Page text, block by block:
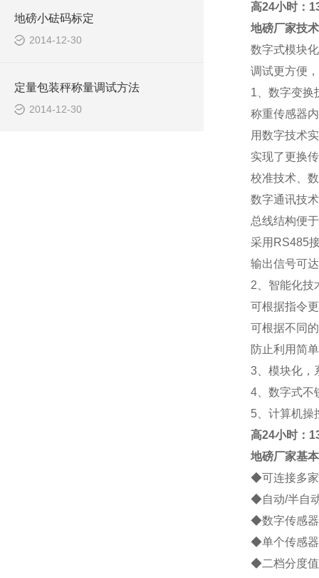
地磅小砝码标定
2014-12-30
定量包装秤称量调试方法
2014-12-30
高24小时：
地磅厂家技
数字式模块
调试更方便
1、数字变换
称重传感器
用数字技术
实现了更换
校准技术、
数字通讯技术
总线结构便
采用RS485
输出信号可
2、智能化技
可根据指令
可根据不同
防止利用简
3、模块化，
4、数字式不
5、计算机操
高24小时：
地磅厂家基
◆可连接多
◆自动/半自
◆数字传感
◆单个传感
◆二档分度